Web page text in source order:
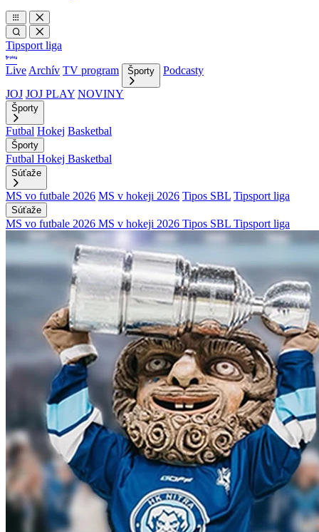
Tipsport liga
Live Archív TV program Športy
Podcasty
JOJ JOJ PLAY NOVINY
Športy
Futbal Hokej Basketbal
Športy
Futbal Hokej Basketbal
Súťaže
MS vo futbale 2026 MS v hokeji 2026 Tipos SBL Tipsport liga
Súťaže
MS vo futbale 2026 MS v hokeji 2026 Tipos SBL Tipsport liga